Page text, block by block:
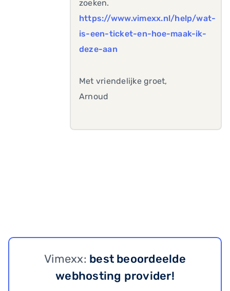
zoeken.
https://www.vimexx.nl/help/wat-
is-een-ticket-en-hoe-maak-ik-
deze-aan
Met vriendelijke groet,
Arnoud
Vimexx: best beoordeelde
webhosting provider!